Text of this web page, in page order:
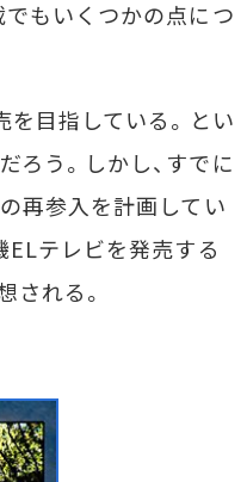
もいくつかの点につ
目指している。とい
う。しかし、すでに
再参入を計画してい
ELテレビを発売する
される。